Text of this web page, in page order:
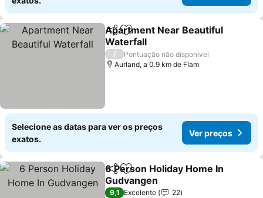
PartilharAdicionar aos favoritos
Apartment Near Beautiful
Waterfall
/
Pontuação não disponível
Aurland, a 0.9 km de Flam
Selecione as datas para ver os preços
exatos.
Ver preços
PartilharAdicionar aos favoritos
6 Person Holiday Home In
Gudvangen
9,1 Excelente
22